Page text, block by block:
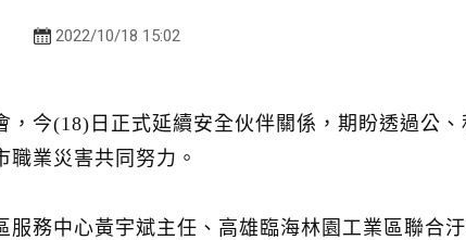
2022/10/18 15:02
今(18)日正式延續安全伙伴關係，期盼透過公
業災害共同努力。
務中心黃宇斌主任、高雄臨海林園工業區聯合